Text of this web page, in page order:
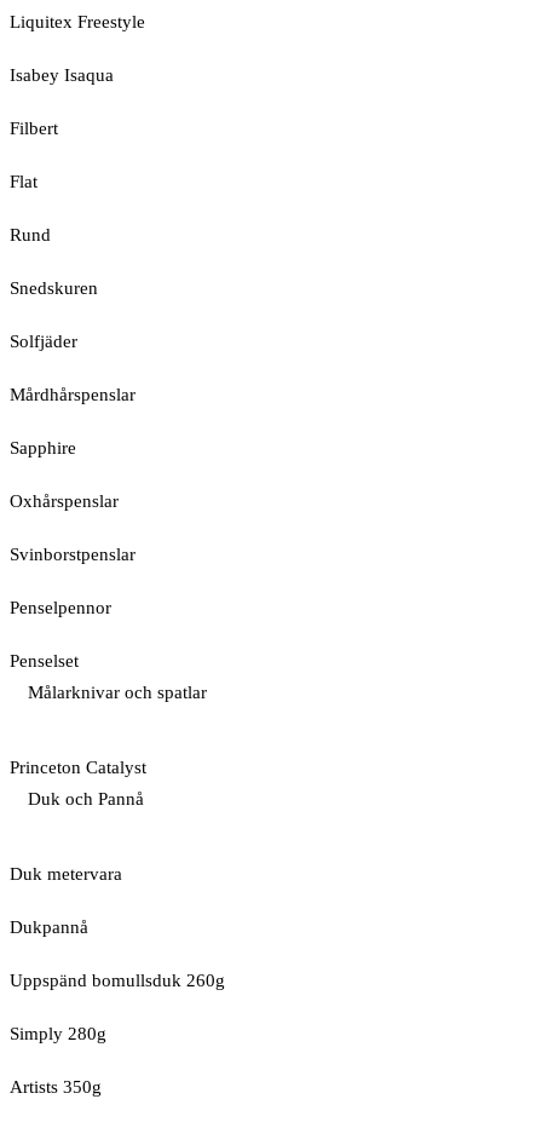
Liquitex Freestyle
Isabey Isaqua
Filbert
Flat
Rund
Snedskuren
Solfjäder
Mårdhårspenslar
Sapphire
Oxhårspenslar
Svinborstpenslar
Penselpennor
Penselset
Målarknivar och spatlar
Princeton Catalyst
Duk och Pannå
Duk metervara
Dukpannå
Uppspänd bomullsduk 260g
Simply 280g
Artists 350g